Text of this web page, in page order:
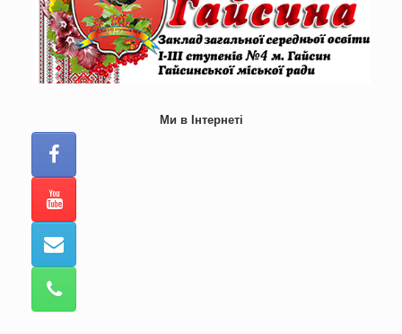
Ми в Інтернеті